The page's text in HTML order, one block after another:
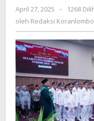
April 27, 2025
oleh
Redaksi
-
1268
oleh Redaksi